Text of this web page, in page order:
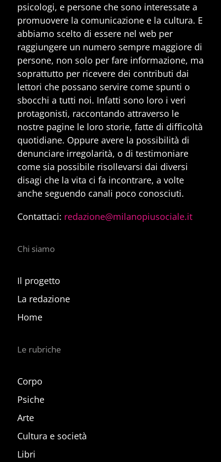
psicologi, e persone che sono interessate a
promuovere la comunicazione e la cultura. E
abbiamo scelto di essere nel web per
raggiungere un numero sempre maggiore di
persone, non solo per fare informazione, ma
soprattutto per ricevere dei contributi dai
lettori che possano servire come spunti o
sbocchi a tutti noi. Infatti sono loro i veri
protagonisti, raccontando attraverso le
nostre pagine le loro storie, fatte di difficoltà
quotidiane. Oppure avere la possibilità di
denunciare irregolarità, o di testimoniare
come sia possibile risollevarsi dai diversi
disagi che la vita ci fa incontrare, a volte
anche seguendo canali poco conosciuti.
Contattaci: redazione@milanopiusociale.it
Chi siamo
Il progetto
La redazione
Home
Le rubriche
Corpo
Psiche
Arte
Cultura e società
Libri